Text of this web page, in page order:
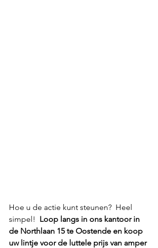
Hoe u de actie kunt steunen?  Heel
simpel! Loop langs in ons kantoor in
de Northlaan 15 te Oostende en koop
uw lintje voor de luttele prijs van amper